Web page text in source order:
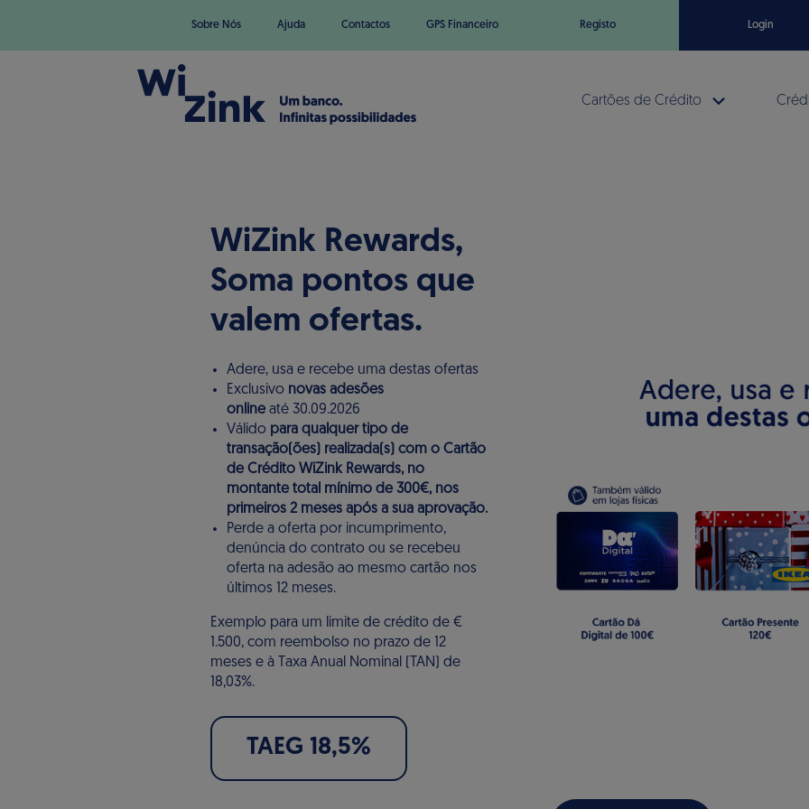
Sobre Nós Ajuda Contactos GPS Financeiro Registo Login
Cartões de Crédito
WiZink Rewards,
Soma pontos que
valem ofertas.
Adere, usa e recebe uma destas ofertas
Exclusivo novas adesões
online até 30.09.2026
Válido para qualquer tipo de
transação(ões) realizada(s) com o Cartão
de Crédito WiZink Rewards, no
montante total mínimo de 300€, nos
primeiros 2 meses após a sua aprovação.
Perde a oferta por incumprimento,
denúncia do contrato ou se recebeu
oferta na adesão ao mesmo cartão nos
últimos 12 meses.
Exemplo para um limite de crédito de €
1.500, com reembolso no prazo de 12
meses e à Taxa Anual Nominal (TAN) de
18,03%.
TAEG 18,5%